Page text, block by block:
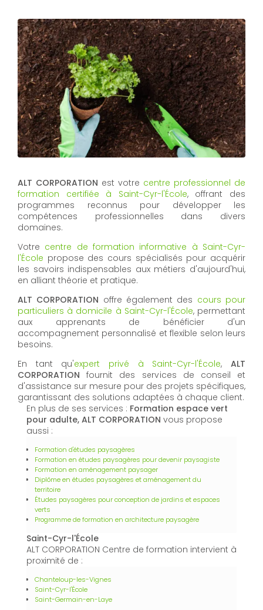
ALT CORPORATION est votre centre professionnel de
formation certifiée à Saint-Cyr-l'École, offrant des
programmes reconnus pour développer les
compétences professionnelles dans divers
domaines.
Votre centre de formation informative à Saint-Cyr-
l'École propose des cours spécialisés pour acquérir
les savoirs indispensables aux métiers d'aujourd'hui,
en alliant théorie et pratique.
ALT CORPORATION offre également des cours pour
particuliers à domicile à Saint-Cyr-l'École, permettant
aux apprenants de bénéficier d'un
accompagnement personnalisé et flexible selon leurs
besoins.
En tant qu'expert privé à Saint-Cyr-l'École,ALT
CORPORATION fournit des services de conseil et
d'assistance sur mesure pour des projets spécifiques,
garantissant des solutions adaptées à chaque client.
En plus de ses services : Formation espace vert
pour adulte, ALT CORPORATION vous propose
aussi :
Formation d'études paysagères
Formation en études paysagères pour devenir paysagiste
Formation en aménagement paysager
Diplôme en études paysagères et aménagement du
territoire
Études paysagères pour conception de jardins et espaces
verts
Programme de formation en architecture paysagère
Saint-Cyr-l'École
ALT CORPORATION Centre de formation intervient à
proximité de :
Chanteloup-les-Vignes
Saint-Cyr-l'École
Saint-Germain-en-Laye